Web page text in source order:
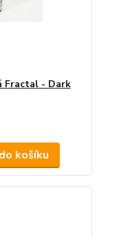
Fractal - Dark
košíku